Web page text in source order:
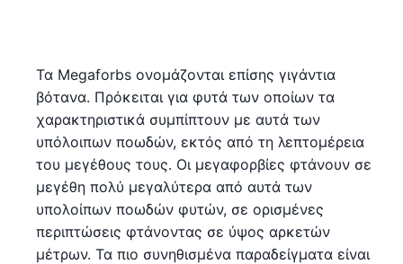
Τα Megaforbs ονομάζονται επίσης γιγάντια
βότανα. Πρόκειται για φυτά των οποίων τα
χαρακτηριστικά συμπίπτουν με αυτά των
υπόλοιπων ποωδών, εκτός από τη λεπτομέρεια
του μεγέθους τους. Οι μεγαφορβίες φτάνουν σε
μεγέθη πολύ μεγαλύτερα από αυτά των
υπολοίπων ποωδών φυτών, σε ορισμένες
περιπτώσεις φτάνοντας σε ύψος αρκετών
μέτρων. Τα πιο συνηθισμένα παραδείγματα είναι